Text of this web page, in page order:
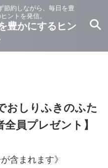
節約しながら、毎日を豊
ントを発信。
豊かにするヒン
おしりふきのふた
員プレゼント】
含まれます》